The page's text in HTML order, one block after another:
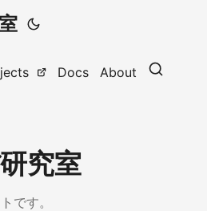
Docs About
究室
です。